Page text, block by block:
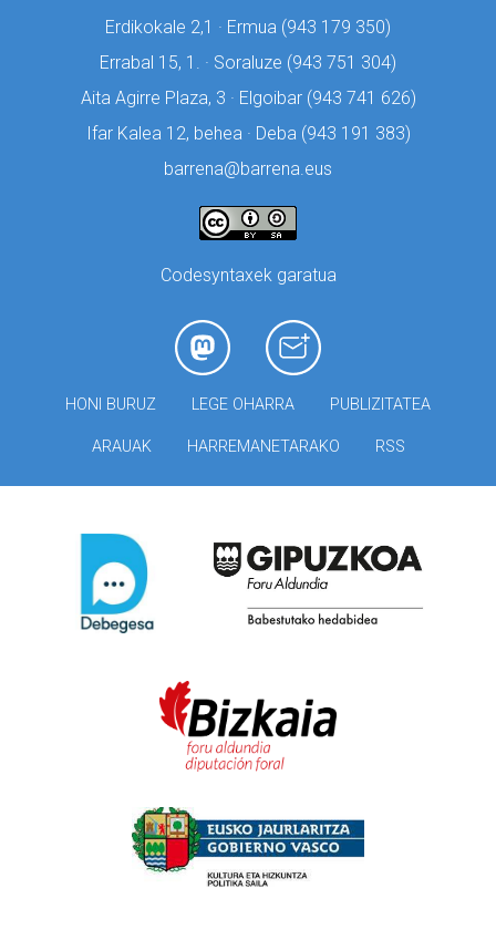
Erdikokale 2,1 · Ermua (943 179 350)
Errabal 15, 1. · Soraluze (943 751 304)
Aita Agirre Plaza, 3 · Elgoibar (943 741 626)
Ifar Kalea 12, behea · Deba (943 191 383)
barrena@barrena.eus
Codesyntaxek garatua
HONI BURUZ LEGE OHARRA PUBLIZITATEA
ARAUAK HARREMANETARAKO RSS